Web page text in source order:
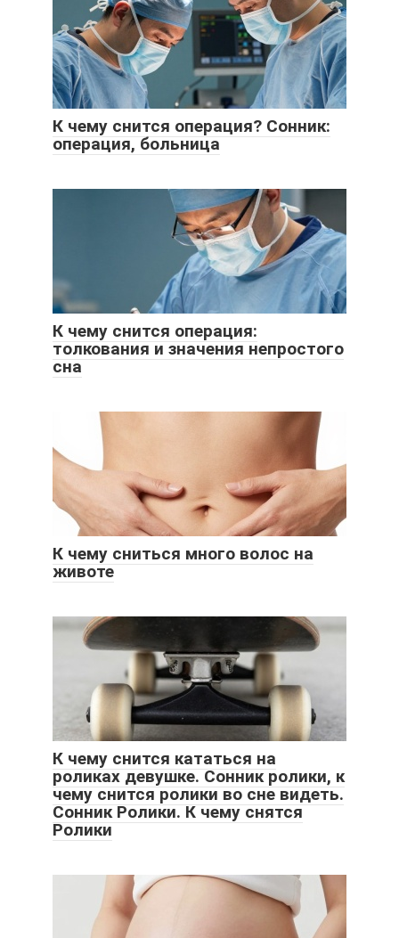
К чему снится операция? Сонник:
операция, больница
К чему снится операция:
толкования и значения непростого
сна
К чему сниться много волос на
животе
К чему снится кататься на
роликах девушке. Cонник ролики, к
чему снится ролики во сне видеть.
Сонник Ролики. К чему снятся
Ролики